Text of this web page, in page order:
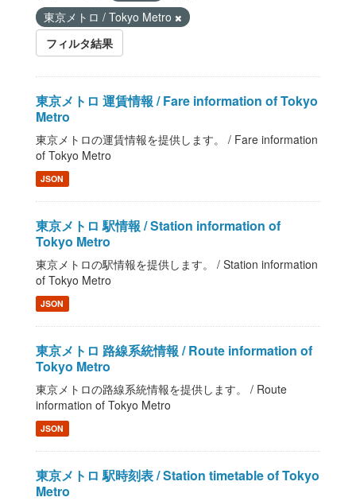
東京メトロ / Tokyo Metro
フィルタ結果
東京メトロ 運賃情報 / Fare information of Tokyo
Metro
東京メトロの運賃情報を提供します。 / Fare information
of Tokyo Metro
JSON
東京メトロ 駅情報 / Station information of
Tokyo Metro
東京メトロの駅情報を提供します。 / Station information
of Tokyo Metro
JSON
東京メトロ 路線系統情報 / Route information of
Tokyo Metro
東京メトロの路線系統情報を提供します。 / Route
information of Tokyo Metro
JSON
東京メトロ 駅時刻表 / Station timetable of Tokyo
Metro